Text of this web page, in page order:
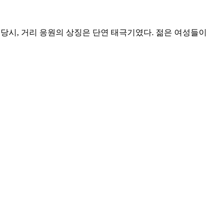
시, 거리 응원의 상징은 단연 태극기였다. 젊은 여성들이